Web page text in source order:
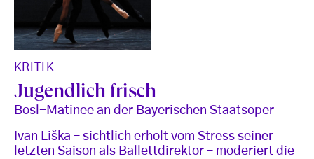
KRITIK
Jugendlich frisch
Bosl-Matinee an der Bayerischen Staatsoper
Ivan Liška – sichtlich erholt vom Stress seiner
letzten Saison als Ballettdirektor – moderiert die